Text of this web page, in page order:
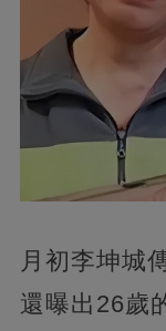
月初李坤城
還曝出26歲